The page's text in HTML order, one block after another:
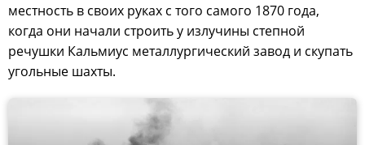
местность в своих руках с того самого 1870 года,
когда они начали строить у излучины степной
речушки Кальмиус металлургический завод и скупать
угольные шахты.